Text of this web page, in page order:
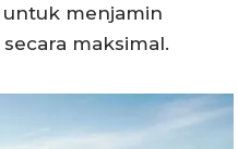
menjamin
maksimal.